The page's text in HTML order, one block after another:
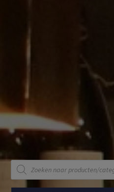
Producten
zoeken